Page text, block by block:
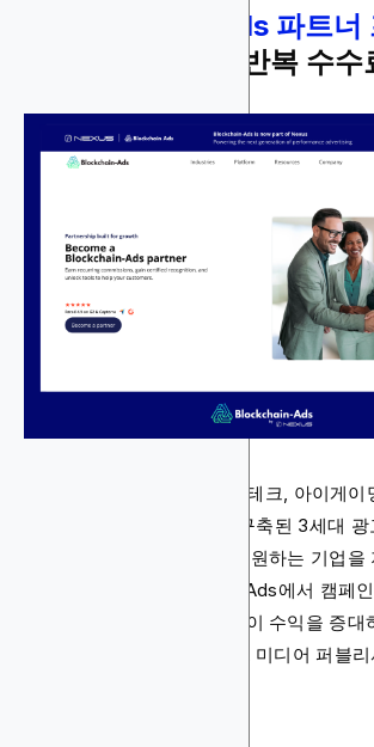
Blockchain-Ads 파트너
추천 시 10-20% 반복 수수
Blockchain-Ads는 금융, 핀테크, 아이게이
SaaS 및 규제 산업을 위해 구축된 3세대
정 준수와 성과 중심 성장을 원하는 기업
너 프로그램은 Blockchain-Ads에서 캠페
추천하여 추가 업무 부담 없이 수익을 증
루언서, 컨설턴트, 에이전시, 미디어 퍼블